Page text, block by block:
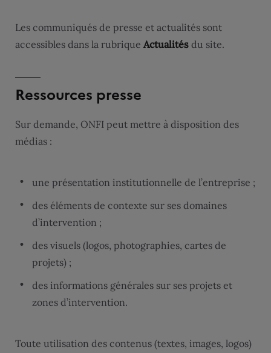
Les communiqués de presse et actualités sont
accessibles dans la rubrique Actualités du site.
Ressources presse
Sur demande, ONFI peut mettre à disposition des
médias :
une présentation institutionnelle de l’entreprise ;
des éléments de contexte sur ses domaines
d’intervention ;
des visuels (logos, photographies, cartes de
projets) ;
des informations générales sur ses projets et
zones d’intervention.
Toute utilisation des contenus (textes, images, logos)